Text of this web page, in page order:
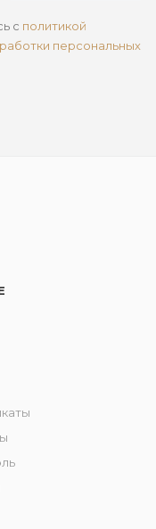
с политикой
персональных